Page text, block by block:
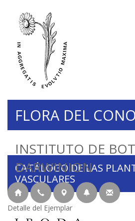
INSTITUTO DE
DARWINION
FLORA DEL
CATÁLOGO DE LAS
VASCULARES
Detalle del Ejemplar